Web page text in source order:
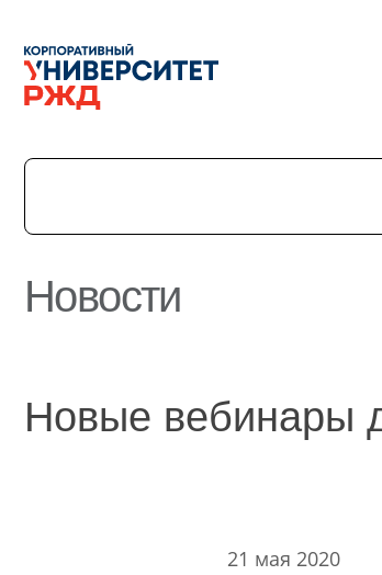
Награды
УНИВЕРмаг
Новости
Новые вебинары
21 мая 2020